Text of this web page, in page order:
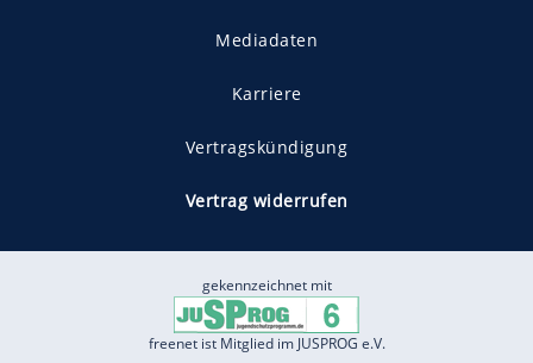
Mediadaten
Karriere
Vertragskündigung
Vertrag widerrufen
gekennzeichnet mit
freenet ist Mitglied im JUSPROG e.V.